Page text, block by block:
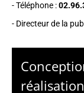
- Téléphone :
- Directeur de la